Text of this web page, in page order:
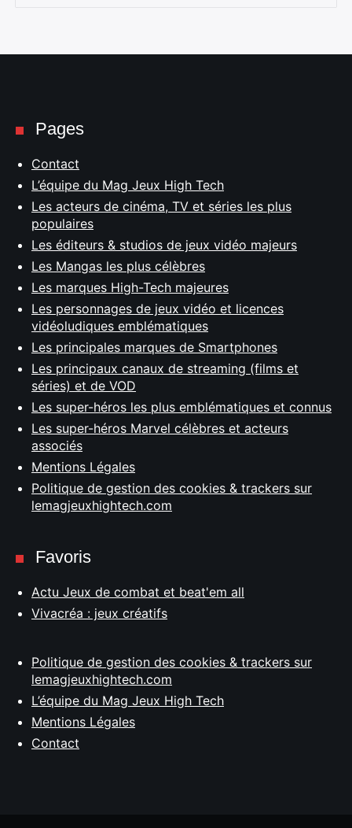
Pages
Contact
L’équipe du Mag Jeux High Tech
Les acteurs de cinéma, TV et séries les plus
populaires
Les éditeurs & studios de jeux vidéo majeurs
Les Mangas les plus célèbres
Les marques High-Tech majeures
Les personnages de jeux vidéo et licences
vidéoludiques emblématiques
Les principales marques de Smartphones
Les principaux canaux de streaming (films et
séries) et de VOD
Les super-héros les plus emblématiques et connus
Les super-héros Marvel célèbres et acteurs
associés
Mentions Légales
Politique de gestion des cookies & trackers sur
lemagjeuxhightech.com
Favoris
Actu Jeux de combat et beat'em all
Vivacréa : jeux créatifs
Politique de gestion des cookies & trackers sur
lemagjeuxhightech.com
L’équipe du Mag Jeux High Tech
Mentions Légales
Contact